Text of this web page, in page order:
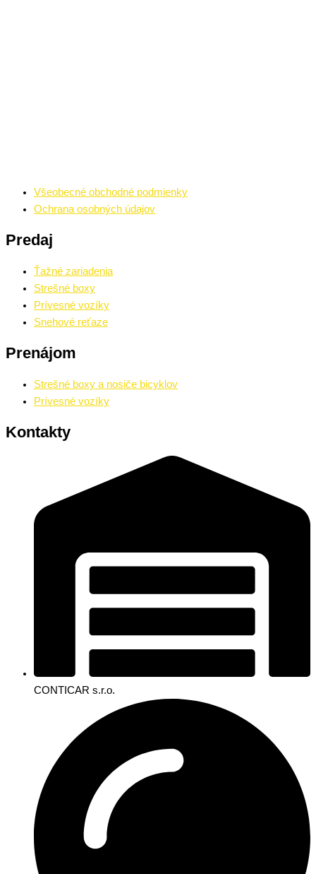
Všeobecné obchodné podmienky
Ochrana osobných údajov
Predaj
Ťažné zariadenia
Strešné boxy
Prívesné vozíky
Snehové reťaze
Prenájom
Strešné boxy a nosiče bicyklov
Prívesné vozíky
Kontakty
CONTICAR s.r.o.